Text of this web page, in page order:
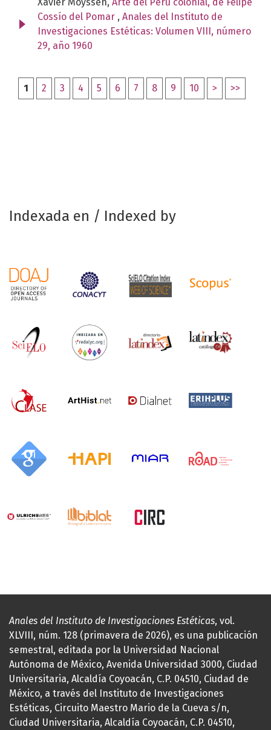
Cossío del Pomar , Anales del Instituto de
Investigaciones Estéticas: Volumen VIII, número
29, año 1960
1 2 3 4 5 6 7 8 9 10 > >>
Indexada en / Indexed by
Anales del Instituto de Investigaciones Estéticas, vol.
XLVIII, núm. 128 (primavera de 2026), es una publicación
semestral, editada por la Universidad Nacional
Autónoma de México, Avenida Universidad 3000, Ciudad
Universitaria, Alcaldía Coyoacán, C.P. 04510, Ciudad de
México, a través del Instituto de Investigaciones
Estéticas, Circuito Maestro Mario de la Cueva s/n,
Ciudad Universitaria, Alcaldía Coyoacán, C.P. 04510,